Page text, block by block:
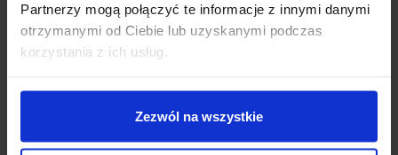
Partnerzy mogą połączyć te informacje z innymi danymi
otrzymanymi od Ciebie lub uzyskanymi podczas
korzystania z ich usług.
Zezwól na wszystkie